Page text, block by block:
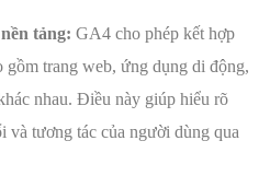
tảng: GA4 cho phép kết hợp
trang web, ứng dụng di động,
nhau. Điều này giúp hiểu rõ
và tương tác của người dùng qua